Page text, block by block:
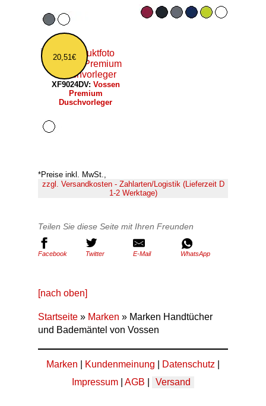
20,51€
XF9024DV: Vossen
Premium
Duschvorleger
*Preise inkl. MwSt.,
zzgl. Versandkosten - Zahlarten/Logistik (Lieferzeit D
1-2 Werktage)
Teilen Sie diese Seite mit Ihren Freunden
Facebook Twitter E-Mail WhatsApp
[nach oben]
Startseite » Marken » Marken Handtücher
und Bademäntel von Vossen
Marken Kundenmeinung Datenschutz
Impressum
AGB Versand